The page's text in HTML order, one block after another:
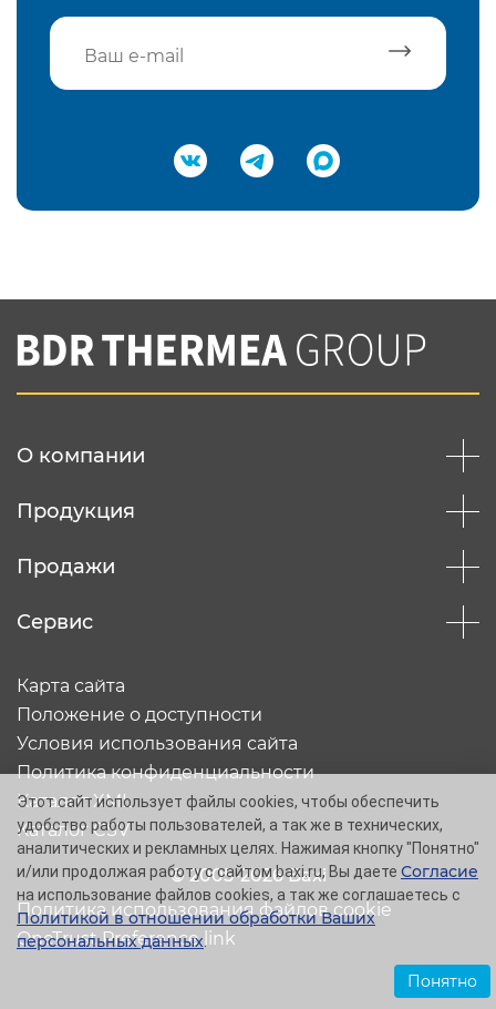
Подтвердить e-mail
Вы соглашаетесь с нашей политикой
конфеденциальности
О компании
Продукция
Продажи
Сервис
© 2005-2026 Baxi
Карта сайта
Положение о доступности
Условия использования сайта
Политика конфиденциальности
Каталог XML
Каталог CSV
Политика использования файлов cookie
OneTrust Preference link
Этот сайт использует файлы cookies, чтобы обеспечить
удобство работы пользователей, а так же в технических,
аналитических и рекламных целях. Нажимая кнопку "Понятно"
и/или продолжая работу с сайтом baxi.ru, Вы даете Согласие
на использование файлов cookies, а так же соглашаетесь с
Политикой в отношении обработки Ваших
персональных данных.
Понятно